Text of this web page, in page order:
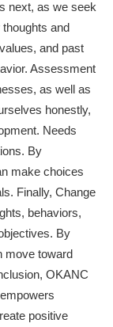
next, as we seek
and
and past
Assessment
as well as
honestly,
Needs
By
make choices
Finally, Change
behaviors,
By
move toward
OKANC
positive